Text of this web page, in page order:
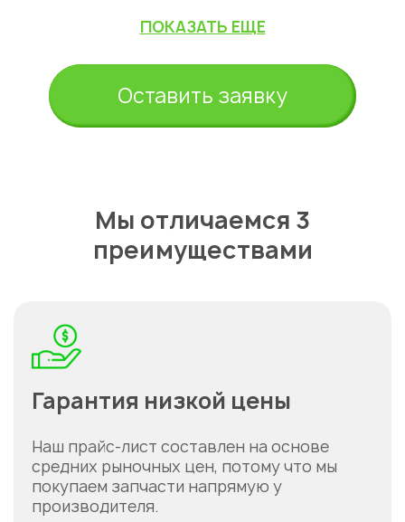
ПОКАЗАТЬ ЕЩЕ
Оставить заявку
Мы отличаемся 3
преимуществами
Гарантия низкой цены
Наш прайс-лист составлен на основе
средних рыночных цен, потому что мы
покупаем запчасти напрямую у
производителя.